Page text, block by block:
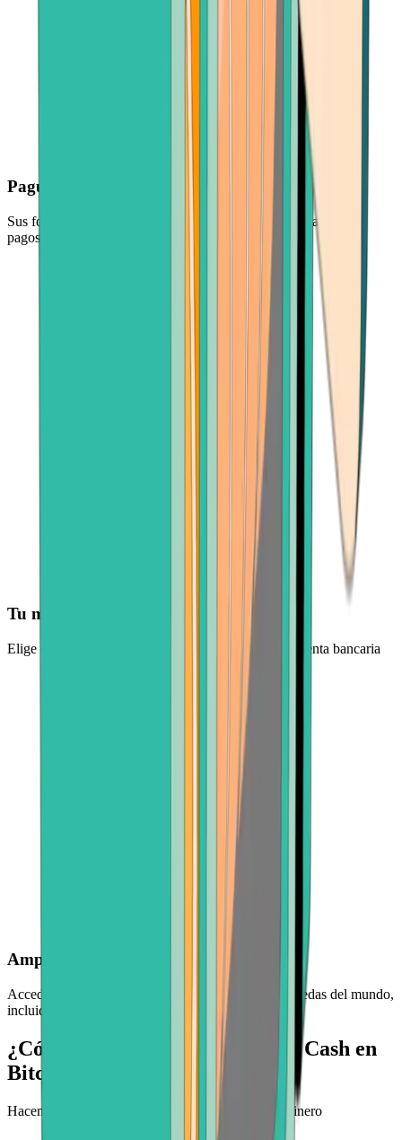
Pague de forma segura
Sus fondos están protegidos por los principales procesadores de
pagos del sector
Tu método de pago preferido
Elige entre tarjeta de crédito, aplicación de pago o cuenta bancaria
Amplia selección de criptomonedas
Accede a una selección de las principales criptomonedas del mundo,
incluidas BTC, ETH, BCH y más
¿Cómo puedes comprar Bitcoin Cash en
Bitcoin.com?
Hacemos que sea fácil experimentar el futuro del dinero